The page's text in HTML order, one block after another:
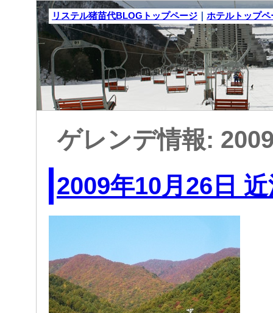
リステル猪苗代BLOGトップページ ｜ ホテルトップペ
ゲレンデ情報:
2009年10月26日